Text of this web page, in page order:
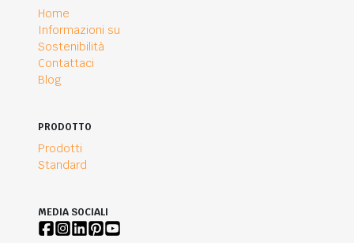
Home
Informazioni su
Sostenibilità
Contattaci
Blog
PRODOTTO
Prodotti
Standard
MEDIA SOCIALI